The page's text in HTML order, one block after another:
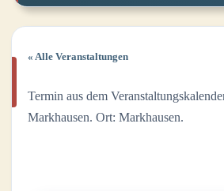
« Alle Veranstaltungen
Termin aus dem
Markhausen. Ort: Markhausen.